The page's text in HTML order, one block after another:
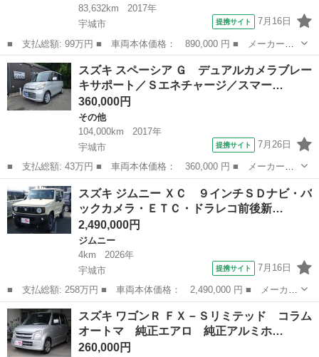
83,632km
2017年
宇城市
提携サイト 7月16日
■ 支払総額: 99万円 ■ 車両本体価格： 890,000 円 ■ メーカー
名： スズキ ■ 車種名： スペーシアカスタムＺ ■ グレード
名： ベースグレード ドライブレコーダー バックカメラ アイド
リングストップ Ｒシ...
熊本 宇城市 その他
スズキ スペーシア Ｇ デュアルカメラブレー
キサポート／Ｓエネチャージ／スマー…
360,000円
その他
104,000km
2017年
宇城市
提携サイト 7月26日
■ 支払総額: 43万円 ■ 車両本体価格： 360,000 円 ■ メーカー
名： スズキ ■ 車種名： スペーシア ■ グレード名： Ｇ デュ
アルカメラブレーキサポート／Ｓエネチャージ／スマートキー／プッ
シュスタート／ド...
熊本 宇城市 その他
スズキ ジムニー ＸＣ ９インチＳＤナビ・バ
ックカメラ・ＥＴＣ・ドラレコ前後新…
2,490,000円
ジムニー
4km
2026年
宇城市
提携サイト 7月16日
■ 支払総額: 258万円 ■ 車両本体価格： 2,490,000 円 ■ メーカー
名： スズキ ■ 車種名： ジムニー ■ グレード名： ＸＣ ９イ
ンチＳＤナビ・バックカメラ・ＥＴＣ・ドラレコ前後新品付けます。
純正フロア...
熊本 宇城市 ジムニー
スズキ ワゴンＲ ＦＸ－Ｓリミテッド コラム
オートマ 純正エアロ 純正アルミホ…
260,000円